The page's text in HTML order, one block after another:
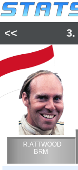
<< 3.
R.ATTWOOD
BRM